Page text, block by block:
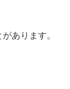
あります。